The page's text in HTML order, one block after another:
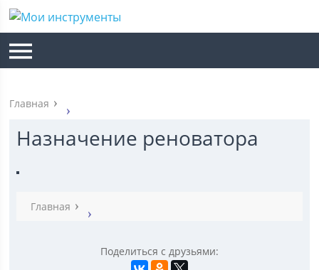
Главная
Назначение реноватора
Главная
Поделиться с друзьями: